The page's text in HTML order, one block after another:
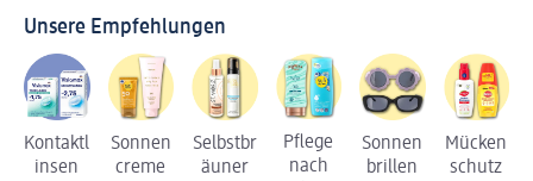
Unsere Empfehlungen
Kontaktl
insen
Sonnen
creme
Selbstbr
äuner
Pflege
nach
Sonnen
brillen
Mücken
schutz